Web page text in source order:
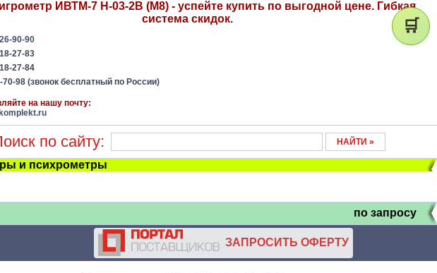
ИВТМ-7 Н-03-2В (М8) - успейте купить по выгодной цене. Гибкая
система скидок.
90-90
27-83
27-84
70-98 (звонок бесплатный по России)
на нашу почту:
по сайту:
и психрометры
по запросу
ЗАПРОСИТЬ ОФЕРТУ
🛒